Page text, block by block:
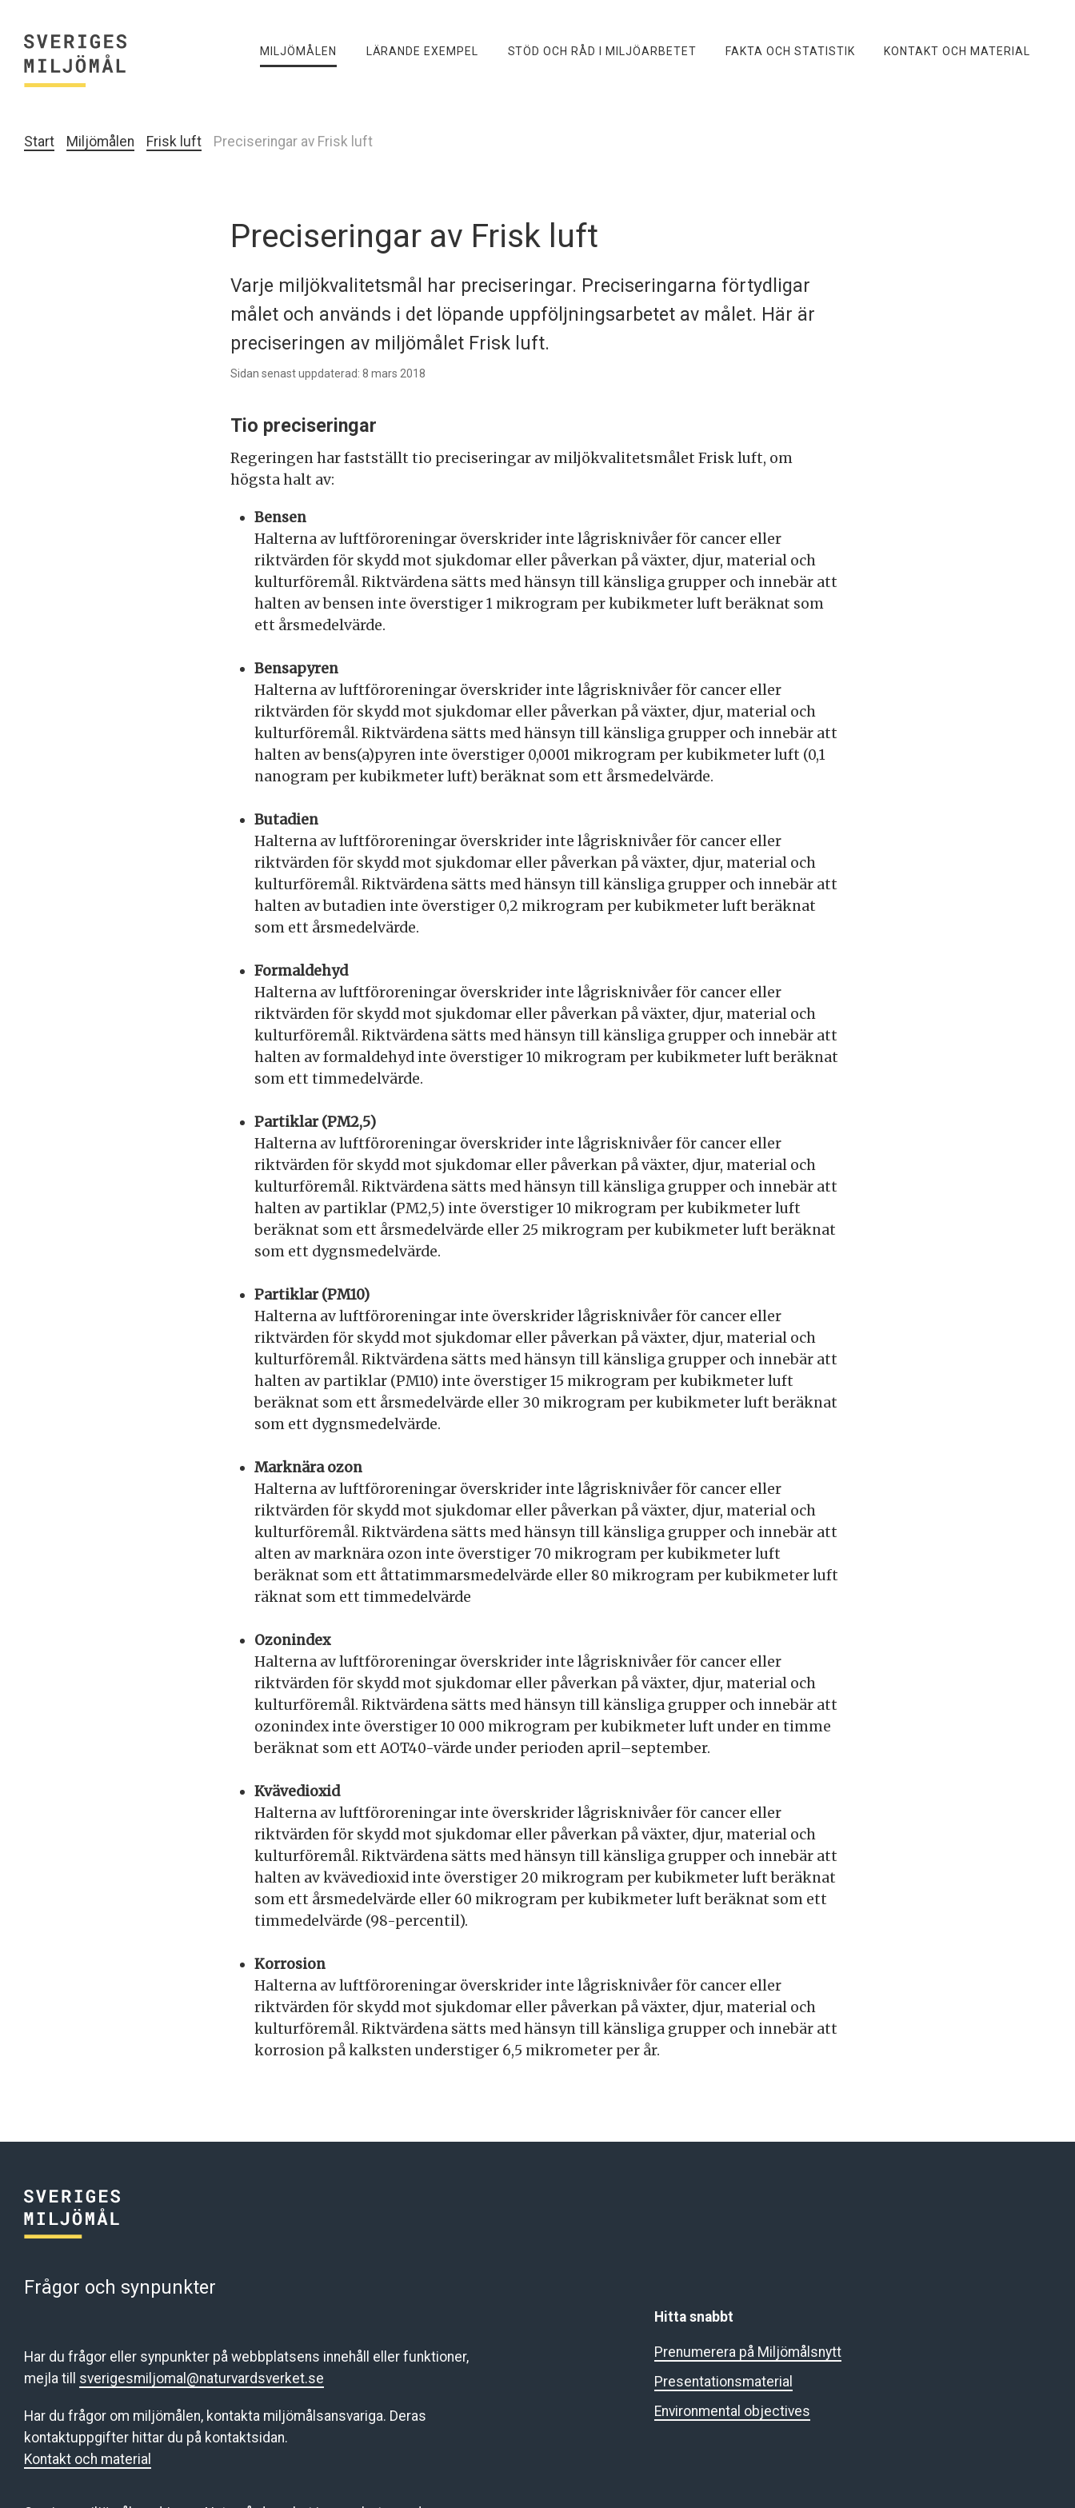
MILJÖMÅLEN LÄRANDE EXEMPEL STÖD OCH RÅD I MILJÖARBETET FAKTA OCH STATISTIK KONTAKT OCH MATERIAL
Start Miljömålen Frisk luft Preciseringar av Frisk luft
Preciseringar av Frisk luft
Varje miljökvalitetsmål har preciseringar. Preciseringarna förtydligar
målet och används i det löpande uppföljningsarbetet av målet. Här är
preciseringen av miljömålet Frisk luft.
Sidan senast uppdaterad: 8 mars 2018
Tio preciseringar
Regeringen har fastställt tio preciseringar av miljökvalitetsmålet Frisk luft, om
högsta halt av:
Bensen
Halterna av luftföroreningar överskrider inte lågrisknivåer för cancer eller
riktvärden för skydd mot sjukdomar eller påverkan på växter, djur, material och
kulturföremål. Riktvärdena sätts med hänsyn till känsliga grupper och innebär att
halten av bensen inte överstiger 1 mikrogram per kubikmeter luft beräknat som
ett årsmedelvärde.
Bensapyren
Halterna av luftföroreningar överskrider inte lågrisknivåer för cancer eller
riktvärden för skydd mot sjukdomar eller påverkan på växter, djur, material och
kulturföremål. Riktvärdena sätts med hänsyn till känsliga grupper och innebär att
halten av bens(a)pyren inte överstiger 0,0001 mikrogram per kubikmeter luft (0,1
nanogram per kubikmeter luft) beräknat som ett årsmedelvärde.
Butadien
Halterna av luftföroreningar överskrider inte lågrisknivåer för cancer eller
riktvärden för skydd mot sjukdomar eller påverkan på växter, djur, material och
kulturföremål. Riktvärdena sätts med hänsyn till känsliga grupper och innebär att
halten av butadien inte överstiger 0,2 mikrogram per kubikmeter luft beräknat
som ett årsmedelvärde.
Formaldehyd
Halterna av luftföroreningar överskrider inte lågrisknivåer för cancer eller
riktvärden för skydd mot sjukdomar eller påverkan på växter, djur, material och
kulturföremål. Riktvärdena sätts med hänsyn till känsliga grupper och innebär att
halten av formaldehyd inte överstiger 10 mikrogram per kubikmeter luft beräknat
som ett timmedelvärde.
Partiklar (PM2,5)
Halterna av luftföroreningar överskrider inte lågrisknivåer för cancer eller
riktvärden för skydd mot sjukdomar eller påverkan på växter, djur, material och
kulturföremål. Riktvärdena sätts med hänsyn till känsliga grupper och innebär att
halten av partiklar (PM2,5) inte överstiger 10 mikrogram per kubikmeter luft
beräknat som ett årsmedelvärde eller 25 mikrogram per kubikmeter luft beräknat
som ett dygnsmedelvärde.
Partiklar (PM10)
Halterna av luftföroreningar inte överskrider lågrisknivåer för cancer eller
riktvärden för skydd mot sjukdomar eller påverkan på växter, djur, material och
kulturföremål. Riktvärdena sätts med hänsyn till känsliga grupper och innebär att
halten av partiklar (PM10) inte överstiger 15 mikrogram per kubikmeter luft
beräknat som ett årsmedelvärde eller 30 mikrogram per kubikmeter luft beräknat
som ett dygnsmedelvärde.
Marknära ozon
Halterna av luftföroreningar överskrider inte lågrisknivåer för cancer eller
riktvärden för skydd mot sjukdomar eller påverkan på växter, djur, material och
kulturföremål. Riktvärdena sätts med hänsyn till känsliga grupper och innebär att
alten av marknära ozon inte överstiger 70 mikrogram per kubikmeter luft
beräknat som ett åttatimmarsmedelvärde eller 80 mikrogram per kubikmeter luft
räknat som ett timmedelvärde
Ozonindex
Halterna av luftföroreningar överskrider inte lågrisknivåer för cancer eller
riktvärden för skydd mot sjukdomar eller påverkan på växter, djur, material och
kulturföremål. Riktvärdena sätts med hänsyn till känsliga grupper och innebär att
ozonindex inte överstiger 10 000 mikrogram per kubikmeter luft under en timme
beräknat som ett AOT40-värde under perioden april–september.
Kvävedioxid
Halterna av luftföroreningar inte överskrider lågrisknivåer för cancer eller
riktvärden för skydd mot sjukdomar eller påverkan på växter, djur, material och
kulturföremål. Riktvärdena sätts med hänsyn till känsliga grupper och innebär att
halten av kvävedioxid inte överstiger 20 mikrogram per kubikmeter luft beräknat
som ett årsmedelvärde eller 60 mikrogram per kubikmeter luft beräknat som ett
timmedelvärde (98-percentil).
Korrosion
Halterna av luftföroreningar överskrider inte lågrisknivåer för cancer eller
riktvärden för skydd mot sjukdomar eller påverkan på växter, djur, material och
kulturföremål. Riktvärdena sätts med hänsyn till känsliga grupper och innebär att
korrosion på kalksten understiger 6,5 mikrometer per år.
Frågor och synpunkter
Har du frågor eller synpunkter på webbplatsens innehåll eller funktioner,
mejla till sverigesmiljomal@naturvardsverket.se
Har du frågor om miljömålen, kontakta miljömålsansvariga. Deras
kontaktuppgifter hittar du på kontaktsidan.
Kontakt och material
Hitta snabbt
Prenumerera på Miljömålsnytt
Presentationsmaterial
Environmental objectives